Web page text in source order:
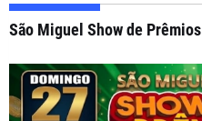
São Miguel Show de Prêmios